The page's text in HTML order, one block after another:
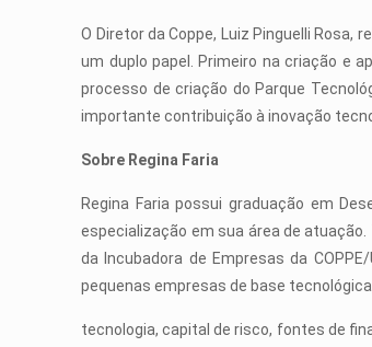
O Diretor da Coppe, Luiz Pinguelli Rosa,
um duplo papel. Primeiro na criação e
processo de criação do Parque
importante contribuição à inovação
Sobre Regina Faria
Regina Faria possui graduação em
especialização em sua área de atuação.
da Incubadora de Empresas da
pequenas empresas de base
tecnologia, capital de risco, fontes de